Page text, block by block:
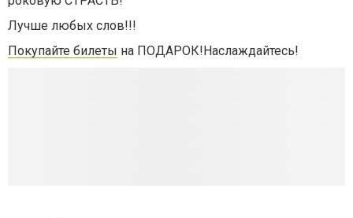
Лучше любых слов!!!
Покупайте билеты на ПОДАРОК!Наслаждайтесь!